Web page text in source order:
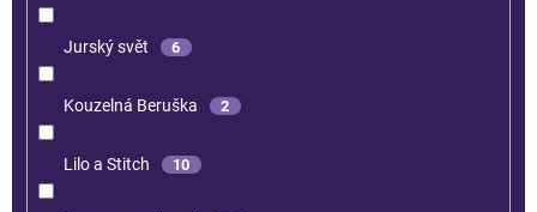
Jurský svět 6
Kouzelná Beruška 2
Lilo a Stitch 10